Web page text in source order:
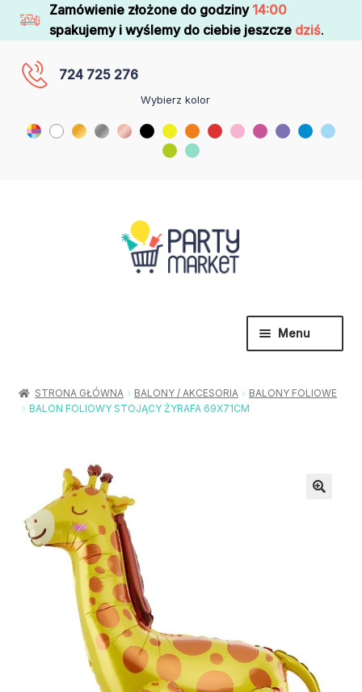
Zamówienie złożone do godziny 14:00
spakujemy i wyślemy do ciebie jeszcze dziś.
724 725 276
Wybierz kolor
Menu
menu
Urodziny / Imprezy
Stroje / Dodatki
Rozwiń
Akcesoria Party
Moje konto
STRONA GŁÓWNA BALONY / AKCESORIA
BALONY FOLIOWE
BALON FOLIOWY STOJĄCY ŻYRAFA 69X71CM